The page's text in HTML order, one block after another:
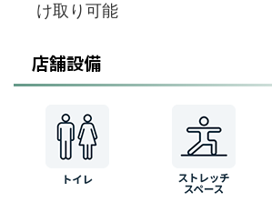
け取り可能
店舗設備